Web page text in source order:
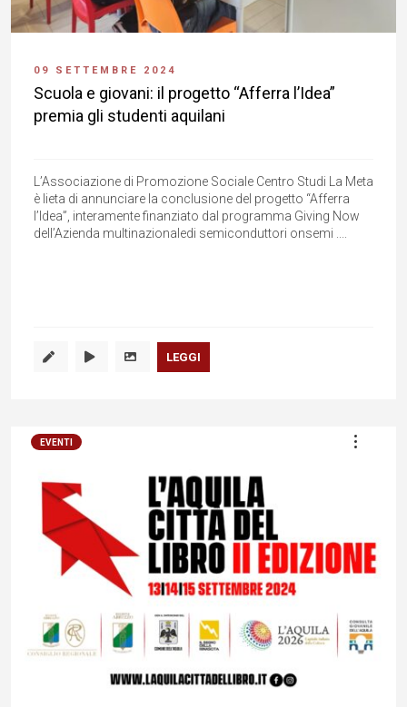
09 SETTEMBRE 2024
Scuola e giovani: il progetto “Afferra l’Idea”
premia gli studenti aquilani
L’Associazione di Promozione Sociale Centro Studi La Meta
è lieta di annunciare la conclusione del progetto “Afferra
l’Idea”, interamente finanziato dal programma Giving Now
dell’Azienda multinazionaledi semiconduttori onsemi ....
LEGGI
EVENTI